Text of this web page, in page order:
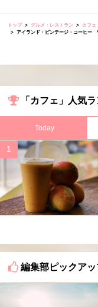
トップ グルメ・レストラン
カフェ
アイランド・ビンテージ・コーヒー
「カフェ」人気
Today
編集部ピックアッ